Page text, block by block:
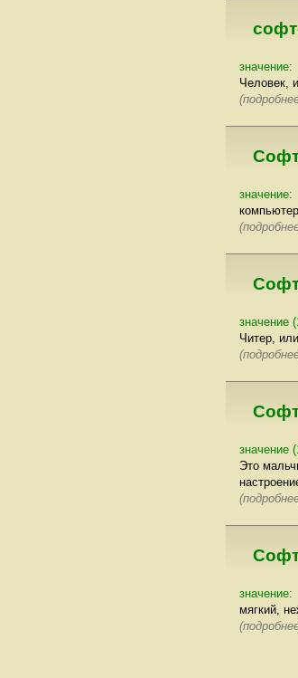
значение:
Человек,
значение:
значение
Читер,
значение
Это
значение:
мягкий,